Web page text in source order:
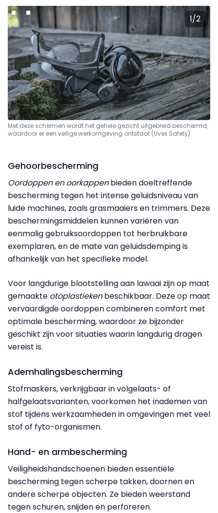
Met deze schermen wordt het gehele gezicht uitgebreid beschermd,
waardoor er een veilige werkomgeving ontstaat (Uvex Safety)
1/2
Gehoorbescherming
Oordoppen en oorkappenbieden doeltreffende
bescherming tegen het intense geluidsniveau van
luide machines, zoals grasmaaiers en trimmers. Deze
beschermingsmiddelen kunnen variëren van
eenmalig gebruiksoordoppen tot herbruikbare
exemplaren, en de mate van geluidsdemping is
afhankelijk van het specifieke model.
Voor langdurige blootstelling aan lawaai zijn op maat
gemaakte otoplastiekenbeschikbaar. Deze op maat
vervaardigde oordoppen combineren comfort met
optimale bescherming, waardoor ze bijzonder
geschikt zijn voor situaties waarin langdurig dragen
vereist is.
Ademhalingsbescherming
Stofmaskers, verkrijgbaar in volgelaats- of
halfgelaatsvarianten, voorkomen het inademen van
stof tijdens werkzaamheden in omgevingen met veel
stof of fyto-organismen.
Hand- en armbescherming
Veiligheidshandschoenen bieden essentiële
bescherming tegen scherpe takken, doornen en
andere scherpe objecten. Ze bieden weerstand
tegen schuren, snijden en perforeren.